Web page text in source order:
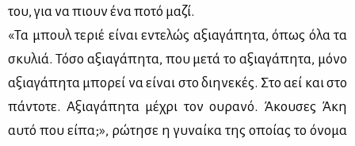
του, για να πιουν ένα πο­τό μα­ζί.
«Τα μπουλ τε­ριέ εί­ναι εντε­λώς αξια­γά­πη­τα, όπως όλα τα
σκυ­λιά. Τό­σο αξια­γά­πη­τα, που με­τά το αξια­γά­πη­τα, μό­νο
αξια­γά­πη­τα μπο­ρεί να εί­ναι στο δι­η­νε­κές. Στο αεί και στο
πά­ντο­τε. Αξια­γά­πη­τα μέ­χρι τον ου­ρα­νό. Άκου­σες Άκη
αυ­τό που εί­πα;», ρώ­τη­σε η γυ­ναί­κα της οποί­ας το όνο­μα